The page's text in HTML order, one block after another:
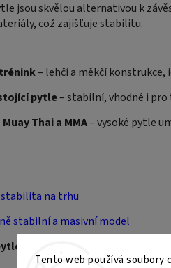
Tento web používá soubory
jsou skvělou alternativou k
což zajišťuje stabilitu.
– lehčí a měkčí konstrukce,
pytle– stabilní, vhodné i pro
Thai a MMA– vysoké pytle
stabilita na trhu
stabilní a masivní model
– pro specifický trénink